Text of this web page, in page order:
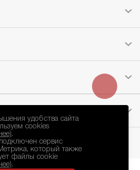
удобства сайта
cookies
.
сервис
который также
файлы cookie
.